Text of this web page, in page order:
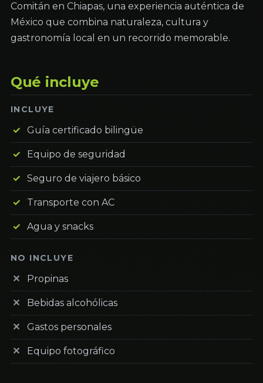
Comitán en Chiapas, una experiencia auténtica de
México que combina naturaleza, cultura y
gastronomía local en un recorrido memorable.
Qué incluye
INCLUYE
Guía certificado bilingüe
Equipo de seguridad
Seguro de viajero básico
Transporte con AC
Agua y snacks
NO INCLUYE
Propinas
Bebidas alcohólicas
Gastos personales
Equipo fotográfico